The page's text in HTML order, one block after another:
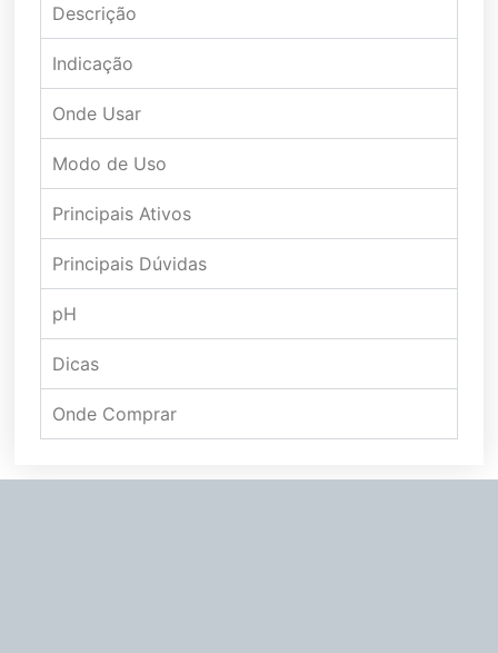
Descrição
Indicação
Onde Usar
Modo de Uso
Principais Ativos
Principais Dúvidas
pH
Dicas
Onde Comprar